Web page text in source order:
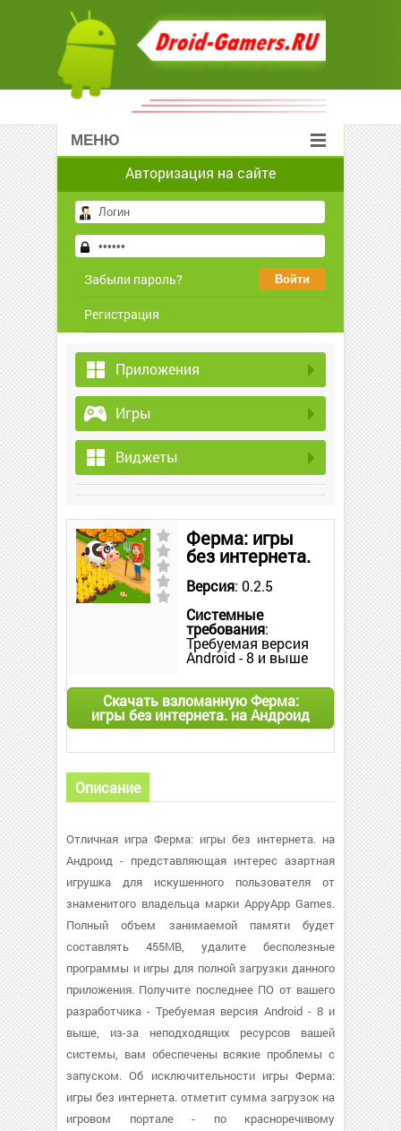
МЕНЮ
Авторизация на сайте
Забыли пароль?
Регистрация
Приложения
Игры
Виджеты
Ферма: игры
без интернета.
Версия: 0.2.5
Системные
требования:
Требуемая версия
Android - 8 и выше
Скачать взломанную Ферма:
игры без интернета. на Андроид
Описание
Отличная игра Ферма: игры без интернета. на
Андроид - представляющая интерес азартная
игрушка для искушенного пользователя от
знаменитого владельца марки AppyApp Games.
Полный объем занимаемой памяти будет
составлять 455MB, удалите бесполезные
программы и игры для полной загрузки данного
приложения. Получите последнее ПО от вашего
разработчика - Требуемая версия Android - 8 и
выше, из-за неподходящих ресурсов вашей
системы, вам обеспечены всякие проблемы с
запуском. Об исключительности игры Ферма:
игры без интернета. отметит сумма загрузок на
игровом портале - по красноречивому